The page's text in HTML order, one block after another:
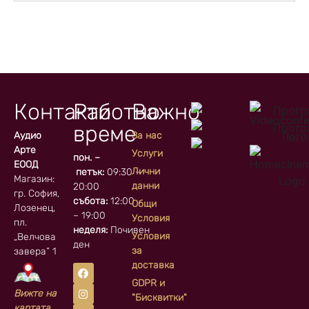
Контакти
Аудио
Арте
ЕООД
Магазин:
гр. София, кв.
Лозенец,
пл.
„Велчова
завера” 1
Вижте на
Работно
време
пон. –
петък:09:30 –
20:00
събота:12:00
– 19:00
неделя:Почивен
ден
Важно
За нас
Услуги
Лични
данни
Общи
Условия
Условия
за
доставка
GDPR и
"Бисквитки"